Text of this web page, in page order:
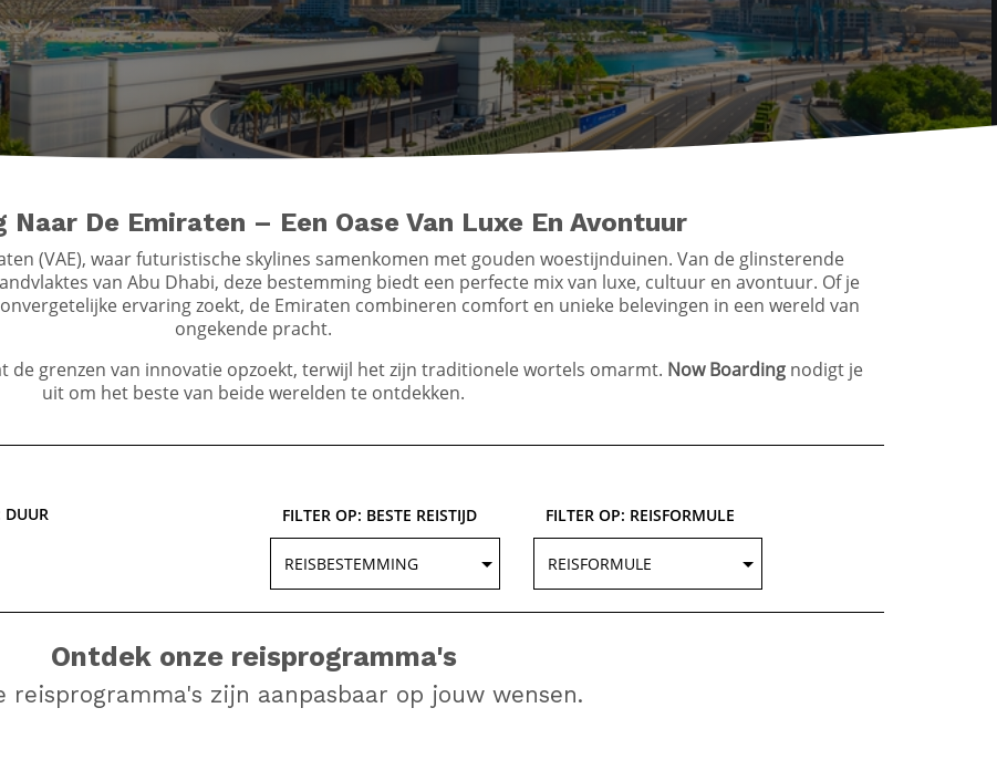
De Emiraten – Een Oase Van Luxe En Avontuur
(VAE), waar futuristische skylines samenkomen met gouden woestijnduinen. Van de glinsterende
van Abu Dhabi, deze bestemming biedt een perfecte mix van luxe, cultuur en avontuur. Of je
ervaring zoekt, de Emiraten combineren comfort en unieke belevingen in een wereld van
ongekende pracht.
de grenzen van innovatie opzoekt, terwijl het zijn traditionele wortels omarmt. Now Boarding nodigt je
uit om het beste van beide werelden te ontdekken.
DUUR FILTER OP: BESTE REISTIJD FILTER OP: REISFORMULE
Ontdek onze reisprogramma's
reisprogramma's zijn aanpasbaar op jouw wensen.